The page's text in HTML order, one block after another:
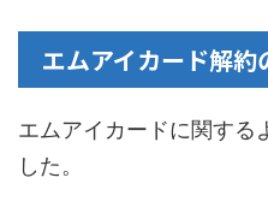
エムアイカード解約
エムアイカードに関する
した。